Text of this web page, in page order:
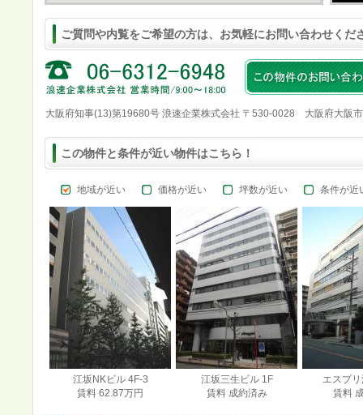
ご質問や内覧をご希望の方は、お気軽にお問い合わせくだ
大阪府知事(13)第19680号 浪速企業株式会社 〒530-0028 大阪府大阪
この物件と条件が近い物件はこちら！
地域が近い 価格が近い 坪数が近い 条件が近
江坂NKビル 4F-3
賃料 62.87万円
江坂三生ビル 1F
賃料 成約済み
エスプ
賃料